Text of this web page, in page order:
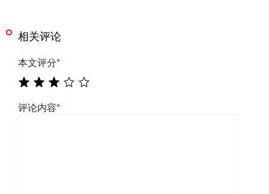
相关评论
本文评分*
评论内容*